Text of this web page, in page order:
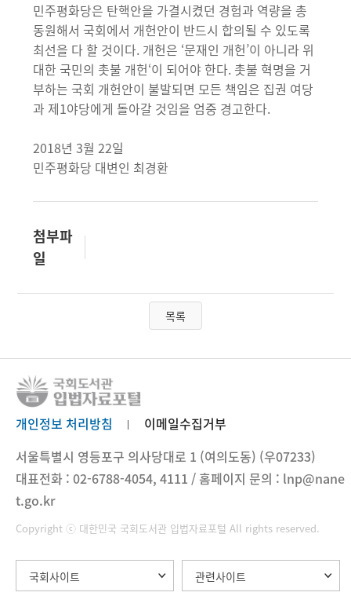
민주평화당은 탄핵안을 가결시켰던 경험과 역량을 총
동원해서 국회에서 개헌안이 반드시 합의될 수 있도록
최선을 다 할 것이다. 개헌은 ‘문재인 개헌’이 아니라 위
대한 국민의 촛불 개헌‘이 되어야 한다. 촛불 혁명을 거
부하는 국회 개헌안이 불발되면 모든 책임은 집권 여당
과 제1야당에게 돌아갈 것임을 엄중 경고한다.
2018년 3월 22일
민주평화당 대변인 최경환
첨부파
일
목록
개인정보 처리방침
이메일수집거부
서울특별시 영등포구 의사당대로 1 (여의도동) (우07233)
대표전화 : 02-6788-4054, 4111 / 홈페이지 문의 : lnp@nane
t.go.kr
Copyright ⓒ 대한민국 국회도서관 입법자료포털 All rights reserved.
국회사이트 관련사이트